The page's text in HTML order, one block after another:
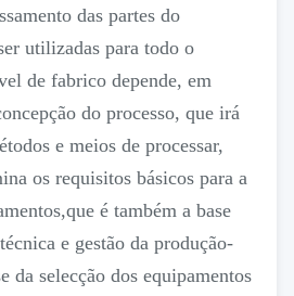
das partes do
utilizadas para todo o
de fabrico depende, em
do processo, que irá
e meios de processar,
os requisitos básicos para a
é também a base
e gestão da produção-
da selecção dos equipamentos